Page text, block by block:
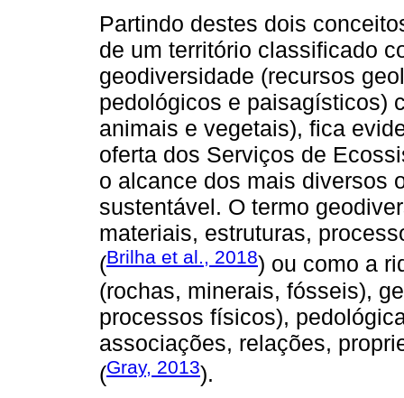
Partindo destes dois
de um território classificado
geodiversidade (recursos
pedológicos e paisagísticos)
animais e vegetais), fica
oferta dos Serviços de
o alcance dos mais diversos
sustentável. O termo
materiais, estruturas,
(Brilha et al., 2018) ou como a
(rochas, minerais, fósseis),
processos físicos),
associações, relações,
(Gray, 2013).